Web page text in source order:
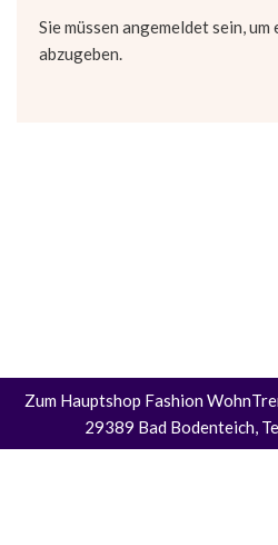
Sie müssen angemeldetsein, um
abzugeben.
Zum Hauptshop Fashion
29389 Bad Bodenteich,